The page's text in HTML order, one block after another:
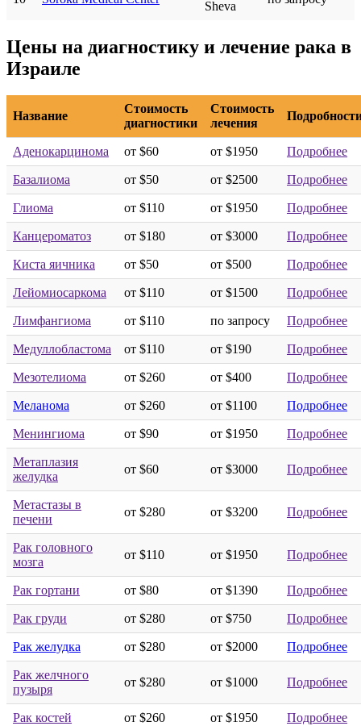
Sheva
Цены на диагностику и лечение рака в
Израиле
Название
Стоимость
диагностики
Стоимость
лечения
Аденокарцинома от $60 от $1950 Подробнее
Базалиома от $50 от $2500 Подробнее
Глиома от $110 от $1950 Подробнее
Канцероматоз от $180 от $3000 Подробнее
Киста яичника от $50 от $500 Подробнее
Лейомиосаркома от $110 от $1500 Подробнее
Лимфангиома от $110 по запросу Подробнее
Медуллобластома от $110 от $190 Подробнее
Мезотелиома от $260 от $400 Подробнее
Меланома от $260 от $1100 Подробнее
Менингиома от $90 от $1950 Подробнее
Метаплазия
желудка
от $60 от $3000 Подробнее
Метастазы в
печени
от $280 от $3200 Подробнее
Рак головного
мозга
от $110 от $1950 Подробнее
Рак гортани от $80 от $1390 Подробнее
Рак груди от $280 от $750 Подробнее
Рак желудка от $280 от $2000 Подробнее
Рак желчного
пузыря
от $280 от $1000 Подробнее
Рак костей от $260 от $1950 Подробнее